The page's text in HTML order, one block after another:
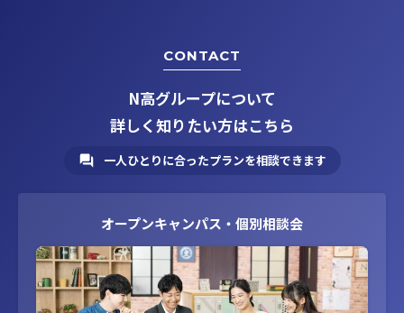
CONTACT
N高グループについて
詳しく知りたい方はこちら
一人ひとりに合ったプランを相談できます
オープンキャンパス・個別相談会